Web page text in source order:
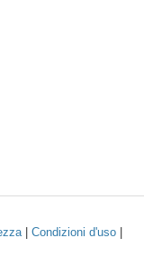
| Condizioni d'uso|